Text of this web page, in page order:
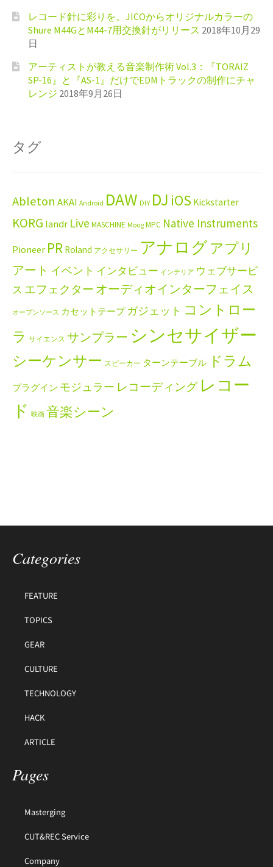
レコード針に彩りを。JICOからオリジナルカラーの
Shure M44GとM44-7用交換針がリリース 2018年10月29
日
アーティストが教える音楽制作術 Vol.3：『TORAIZ
SP-16』と『AS-1』だけでEDMトラックの制作にチャ
レンジ 2018年9月26日
タグ
Ableton AKAI Android DAW DIY DJ iOS Kickstarter
KORG landr Live MASCHINE Moog MPC Native Instruments
Pioneer PR Roland アクセサリー アナログアプリ
アート イベント インタビュー インテリア ウェブサービ
ス エフェクター オーディオインターフェイス
オープンソース カセットテープ ガジェット コントロー
ラ サイエンス サンプラー シンセサイザー
シーケンサー スピーカー ターンテーブル ドラム
プラグイン モジュラー レコーディング レコー
ド 映画 音楽シーン
Categories
FEATURE
TOPICS
GEAR
CULTURE
TECHNOLOGY
HACK
ARTICLE
Pages
Masterging
CUT&REC Service
Company